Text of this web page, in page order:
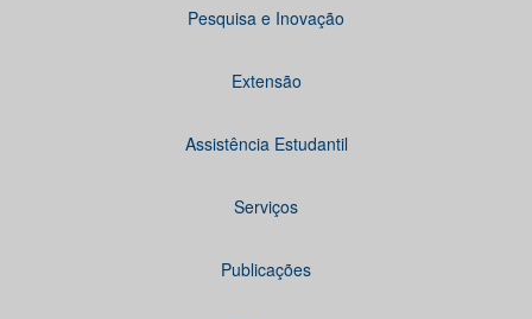
Pesquisa e Inovação
Extensão
Assistência Estudantil
Serviços
Publicações